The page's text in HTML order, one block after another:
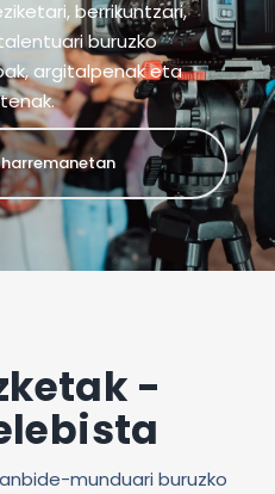
berrikuntzari,
buruzko
argitalpenak eta
-
munduari buruzko